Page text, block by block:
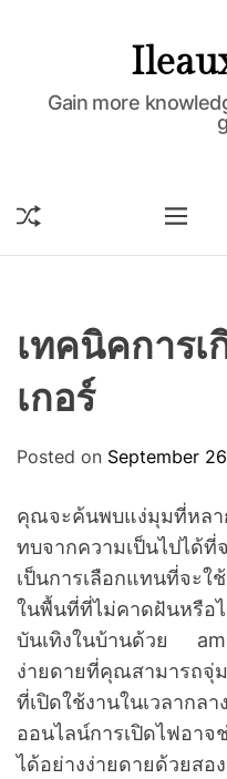
t
Gain more
S
H
U
E
M
E
N
เทคนิคการ
เกอร์
Posted on September
คุณจะค้นพบแง่มุมที่หลา
ทบจากความเป็นไปได้ที่
เป็นการเลือกแทนที่จะใ
ในพื้นที่ที่ไม่คาดฝันหรือ
บันเทิงในบ้านด้วย
ง่ายดายที่คุณสามารถจุ่
ที่เปิดใช้งานในเวลากล
ออนไลน์การเปิดไฟอาจ
ได้อย่างง่ายดายด้ว